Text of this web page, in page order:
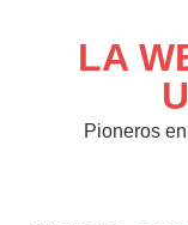
contenidoLA
Pioneros